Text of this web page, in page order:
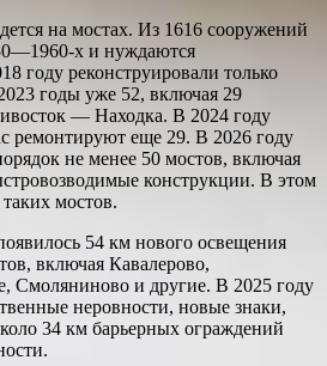
на мостах. Из 1616 сооружений
х и нуждаются
году реконструировали только
годы уже 52, включая 29
— Находка. В 2024 году
ремонтируют еще 29. В 2026 году
не менее 50 мостов, включая
конструкции. В этом
мостов.
54 км нового освещения
включая Кавалерово,
Смоляниново и другие. В 2025 году
неровности, новые знаки,
34 км барьерных ограждений